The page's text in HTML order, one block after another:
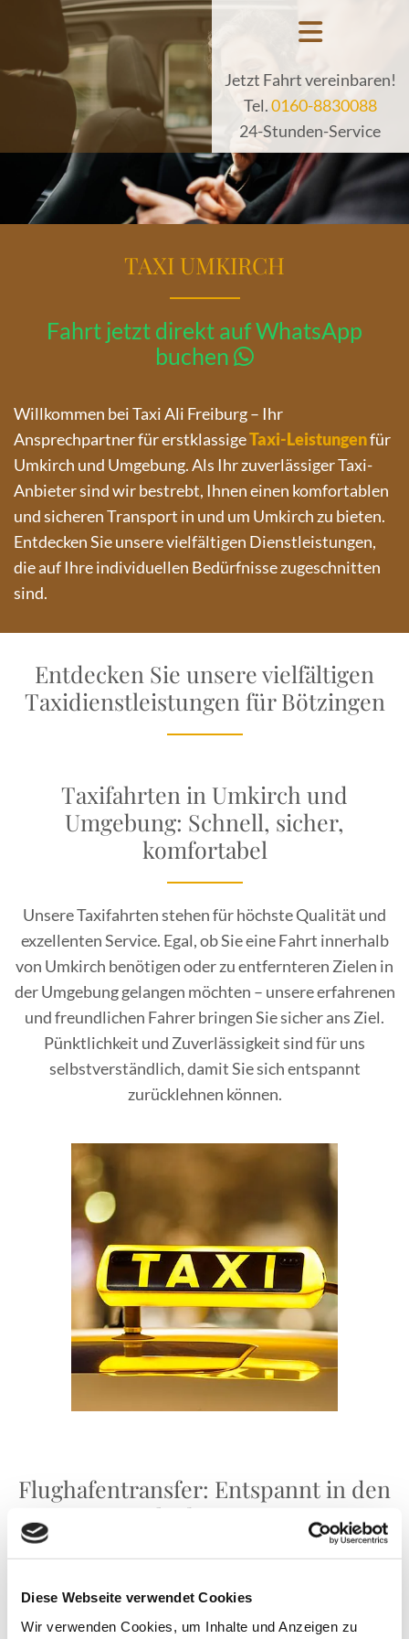
Diese Webseite verwendet Cookies
Wir verwenden Cookies, um Inhalte und Anzeigen zu
Jetzt Fahrt vereinbaren!
Tel.0160-8830088
24-Stunden-Service
TAXI UMKIRCH
Fahrt jetzt direkt auf WhatsApp
buchen 
Willkommen bei Taxi Ali Freiburg – Ihr
Ansprechpartner für erstklassigeTaxi-Leistungenfür
Umkirch und Umgebung. Als Ihr zuverlässiger Taxi-
Anbieter sind wir bestrebt, Ihnen einen komfortablen
und sicheren Transport in und um Umkirch zu bieten.
Entdecken Sie unsere vielfältigen Dienstleistungen,
die auf Ihre individuellen Bedürfnisse zugeschnitten
sind.
Entdecken Sie unsere vielfältigen
Taxidienstleistungen für Bötzingen
Taxifahrten in Umkirch und
Umgebung: Schnell, sicher,
komfortabel
Unsere Taxifahrten stehen für höchste Qualität und
exzellenten Service. Egal, ob Sie eine Fahrt innerhalb
von Umkirch benötigen oder zu entfernteren Zielen in
der Umgebung gelangen möchten – unsere erfahrenen
und freundlichen Fahrer bringen Sie sicher ans Ziel.
Pünktlichkeit und Zuverlässigkeit sind für uns
selbstverständlich, damit Sie sich entspannt
zurücklehnen können.
Flughafentransfer: Entspannt in den
Urlaub starten
zuverlässigen Flughafentransfer. Unser Taxi-Service
für Umkirch bringt Sie bequem und sicher zum